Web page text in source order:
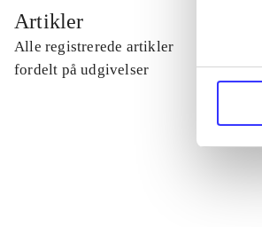
Artikler
Alle registrerede artikler
fordelt på udgivelser